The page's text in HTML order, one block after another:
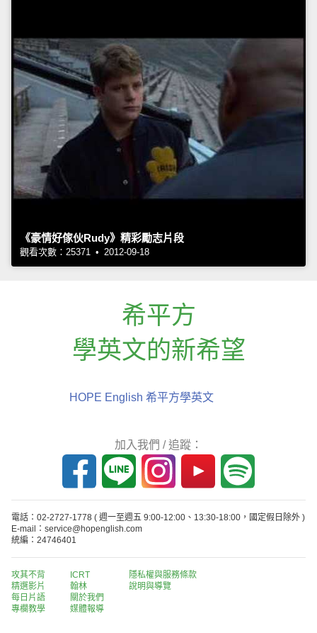
《豪情好傢伙Rudy》精彩勵志片段
觀看次數：25371 • 2012-09-18
希平方
學英文的新希望
HOPE English 希平方學英文
加入我們 / 追蹤：
電話：02-2727-1778 ( 週一至週五 9:00-12:00、13:30-18:00，國定假日除外 )
E-mail：service@hopenglish.com
統編：24746401
攻其不背
精選影片
每日片語
專欄教學
ICRT
翰林
關於我們
媒體報導
隱私權與服務條款
說明與導覽